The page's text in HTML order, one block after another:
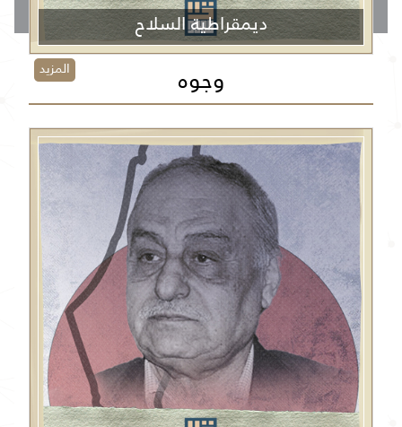
ديمقراطية السلاح
المزيد وجوه